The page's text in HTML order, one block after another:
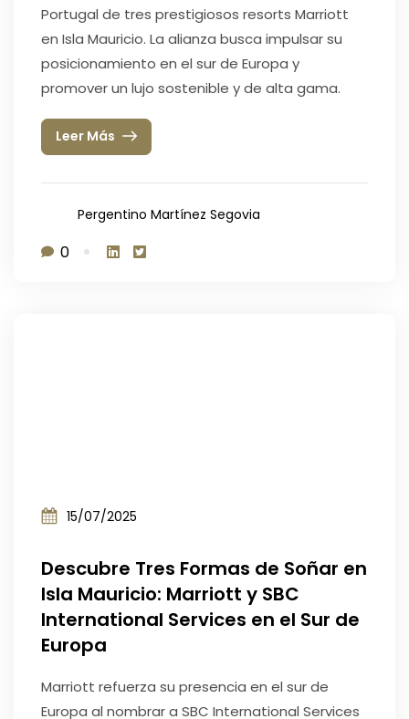
Portugal de tres prestigiosos resorts Marriott
en Isla Mauricio. La alianza busca impulsar su
posicionamiento en el sur de Europa y
promover un lujo sostenible y de alta gama.
Leer Más
Pergentino Martínez Segovia
0
15/07/2025
Descubre Tres Formas de Soñar en
Isla Mauricio: Marriott y SBC
International Services en el Sur de
Europa
Marriott refuerza su presencia en el sur de
Europa al nombrar a SBC International Services